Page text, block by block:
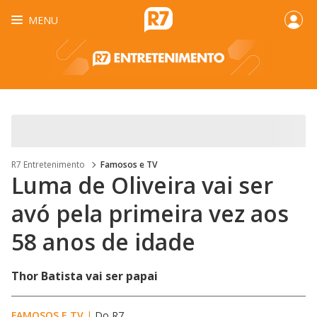
MENU
R7 Entretenimento Famosos e TV
Luma de Oliveira vai ser
avó pela primeira vez aos
58 anos de idade
Thor Batista vai ser papai